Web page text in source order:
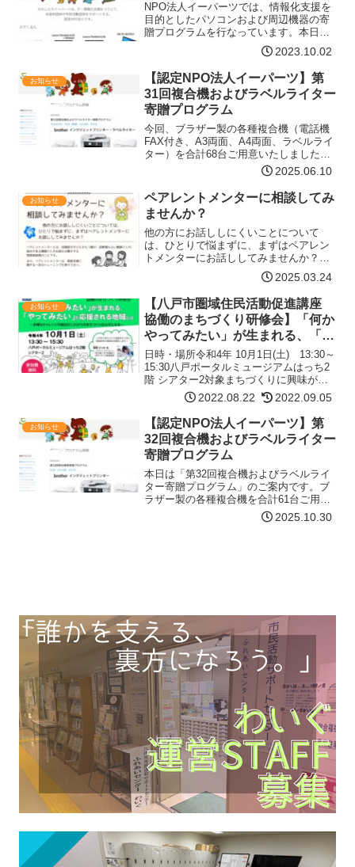
NPO法人イーパーツでは、情報化支援を
目的としたパソコンおよび周辺機器の寄
贈プログラムを行なっています。本日
は、リユースPC寄贈プログラムのご案内
です。今回、ノートPCを合計で333台ご
用意いたしました。この機会に、ぜひ申
請をご検討ください…【詳細はコチラ】
2023.10.02
お知らせ
【認定NPO法人イーパーツ】第
31回複合機およびラベルライター
寄贈プログラム
今回、ブラザー製の各種複合機（電話機
FAX付き、A3両面、A4両面、ラベルライ
ター）を合計68台ご用意いたしました。
同時に、リユースPCおよびモニタも申請
いただけます用途に合わせてお選びいた
だけます。寄贈目的 非営利団体の情報化
支援 情報共…【詳細はコチラ】
2025.06.10
お知らせ
ペアレントメンターに相談してみ
ませんか？
他の⽅にお話ししにくいことについて
は、ひとりで悩まずに、まずはペアレン
トメンターにお話ししてみませんか？ペ
アレントメンターとはペアレントメンタ
ーとは、⾃閉症の⼦どもをもつ親が、診
断間もない親御さんや、悩みがある親御
さんのお話をお聞きする家族…【詳細は
コチラ】
2025.03.24
お知らせ
【八戸市圏域住民活動促進講座
協働のまちづくり研修会】「何か
やってみたい」が生まれる、「や
ってみたい」が応援される地域と
は
日時・場所令和4年 10月1日(土) 13:30～
15:30八戸ポータルミュージアムはっち2
階 シアター2対象まちづくりに興味があ
る方ならどなたでも参加できます事例発
表八戸市でまちづくり活動を行う方に、
実践事例や課題をお聞きします。【高森
…【詳細はコチラ】
2022.08.22 2022.09.05
お知らせ
【認定NPO法人イーパーツ】第
32回複合機およびラベルライター
寄贈プログラム
本日は「第32回複合機およびラベルライ
ター寄贈プログラム」のご案内です。ブ
ラザー製の各種複合機を合計61台ご用意
いたしました。同時に、リユースPC、モ
ニタ、Webカメラ、テンキーも申請いた
2025.10.30